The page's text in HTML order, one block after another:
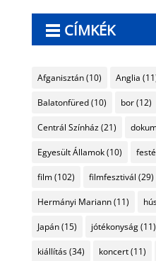
CÍMKÉK
Afganisztán(10) Anglia
Balatonfüred(10) bor(12)
Centrál Színház(21)
Egyesült Államok(10)
film(102) filmfesztivál (29)
Hermányi Mariann(11)
Japán(15) jótékonyság(11)
kiállítás(34) koncert(11)